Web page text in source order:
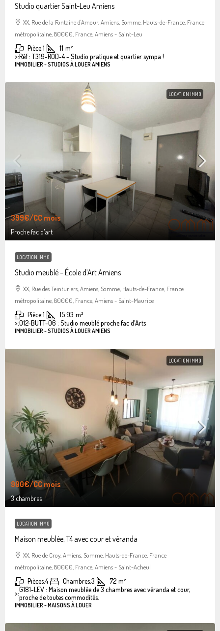
Studio quartier Saint-Leu Amiens
XX, Rue de la Fontaine d'Amour, Amiens, Somme, Hauts-de-France, France
métropolitaine, 80000, France, Amiens - Saint-Leu
Pièce:1 11 m²
>:Réf : T319-ROD-4 - Studio pratique et quartier sympa !
IMMOBILIER - STUDIOS À LOUER AMIENS
LOCATION IMMO
399€/CC mois
Proche fac d'art
LOCATION IMMO
Studio meublé – École d’Art Amiens
XX, Rue des Teinturiers, Amiens, Somme, Hauts-de-France, France
métropolitaine, 80000, France, Amiens - Saint-Maurice
Pièce:1 15.93 m²
>:012-BUTT-06 : Studio meublé proche fac d'Arts
IMMOBILIER - STUDIOS À LOUER AMIENS
LOCATION IMMO
990€/CC mois
3 chambres
LOCATION IMMO
Maison meublée, T4 avec cour et véranda
XX, Rue de Croy, Amiens, Somme, Hauts-de-France, France
métropolitaine, 80000, France, Amiens - Saint-Acheul
Pièces:4 Chambres:3 72 m²
>:G181-LEV : Maison meublée de 3 chambres avec véranda et cour,
proche de toutes commodités.
IMMOBILIER - MAISONS À LOUER